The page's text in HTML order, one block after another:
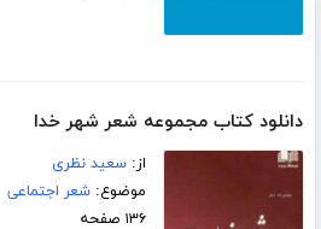
دانلود کتاب مجموعه شعر شهر خدا
از:سعید نظری
موضوع:شعر اجتماعی
۱۳۶ صفحه